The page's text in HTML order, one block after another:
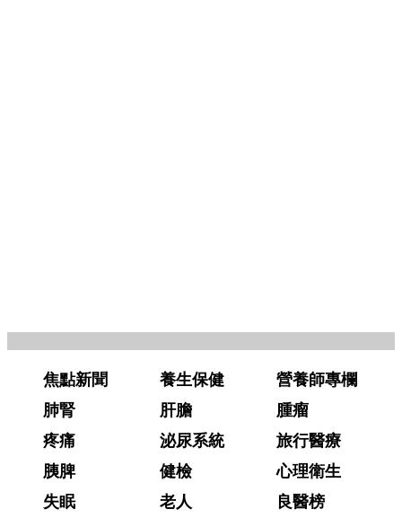
焦點新聞 養生保健
營養師專欄
肺腎
肝膽
腫瘤
疼痛
泌尿系統
旅行醫療
胰脾
健檢
心理衛生
失眠
老人
良醫榜